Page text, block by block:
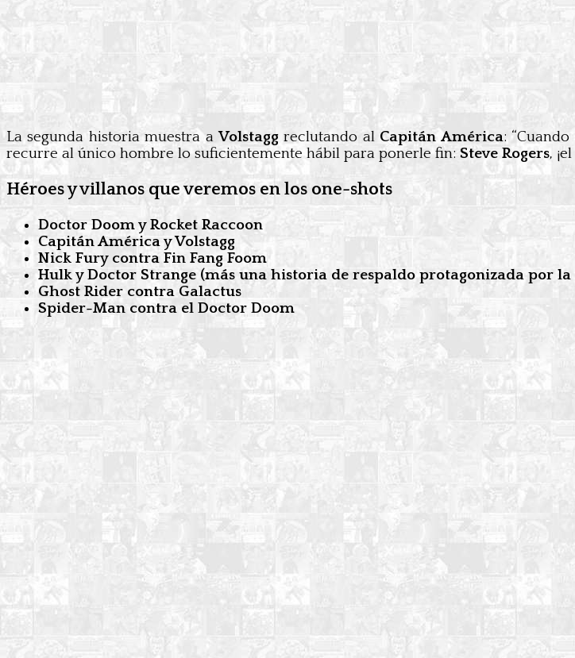
La segunda historia muestra aVolstagg reclutando al Capitán América:
recurre al único hombre lo suficientemente hábil para ponerle fin: Steve Rogers,
Héroes y villanos que veremos en los one-shots
Doctor Doom y Rocket Raccoon
Capitán América y Volstagg
Nick Fury contra Fin Fang Foom
Hulk y Doctor Strange (más una historia de respaldo protagonizada por la
Ghost Rider contra Galactus
Spider-Man contra el Doctor Doom